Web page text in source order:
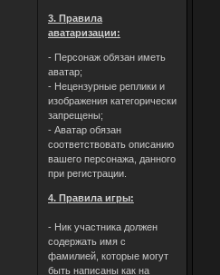
3. Правила
аватаризации:
- Персонаж обязан иметь
аватар;
- Нецензурные реплики и
изображения категорически
запрещены;
- Аватар обязан
соответствовать описанию
вашего персонажа, данного
при регистрации.
4. Правила игры:
- Ник участника должен
содержать имя с
фамилией, которые могут
быть написаны как на